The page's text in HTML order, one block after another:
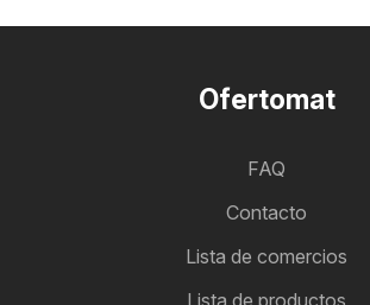
Ofertomat
FAQ
Contacto
Lista de comercios